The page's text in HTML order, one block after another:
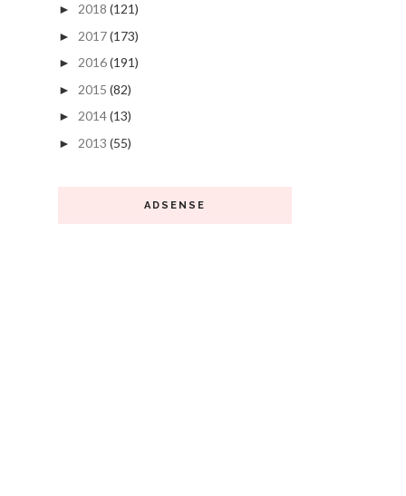
► 2018 (121)
► 2017(173)
► 2016(191)
► 2015 (82)
► 2014(13)
► 2013 (55)
ADSENSE